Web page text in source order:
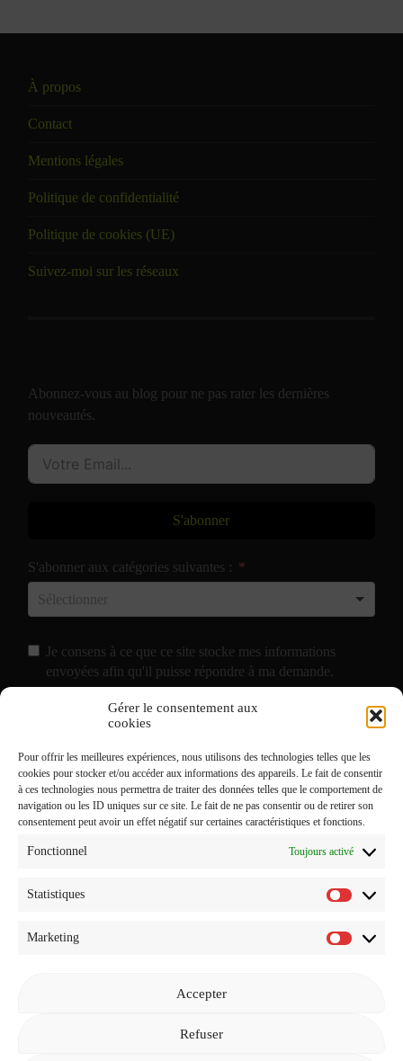
Gérer le consentement aux
cookies
Pour offrir les meilleures expériences, nous utilisons des technologies telles que les
cookies pour stocker et/ou accéder aux informations des appareils. Le fait de consentir
à ces technologies nous permettra de traiter des données telles que le comportement de
navigation ou les ID uniques sur ce site. Le fait de ne pas consentir ou de retirer son
consentement peut avoir un effet négatif sur certaines caractéristiques et fonctions.
Fonctionnel Toujours activé
Statistiques
Marketing
Accepter
Refuser
À propos
Contact
Mentions légales
Politique de confidentialité
Politique de cookies (UE)
Suivez-moi sur les réseaux
Abonnez-vous au blog pour ne pas rater les dernières
nouveautés.
S'abonner
S'abonner aux catégories suivantes :
Je consens à ce que ce site stocke mes informations
envoyées afin qu'il puisse répondre à ma demande.
J'accepte de recevoir vos e-mails et confirme avoir pris
Mentions Légales.